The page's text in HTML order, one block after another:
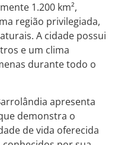
1.200 km²,
região privilegiada,
A cidade possui
e um clima
durante todo o
apresenta
demonstra o
de vida oferecida